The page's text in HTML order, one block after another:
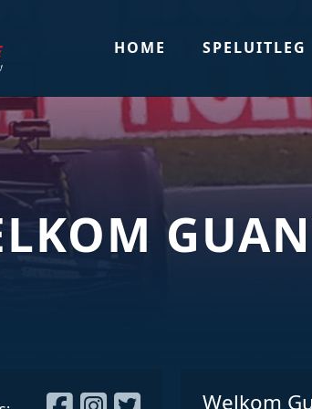
HOME SPELUITLEG
Welkom